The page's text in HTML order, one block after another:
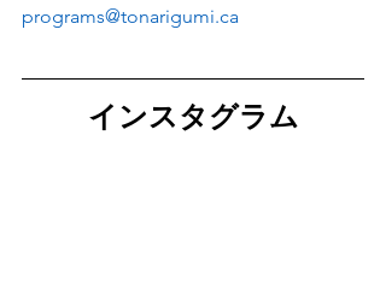
programs@tonarigumi.ca
インスタグラム